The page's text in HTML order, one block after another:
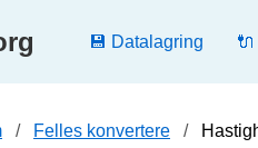
💾 Datalagring
Felles konvertere